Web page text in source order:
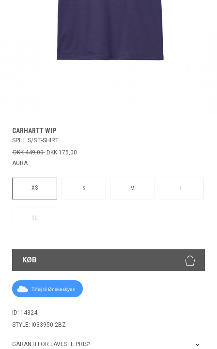
CARHARTT WIP
SPILL S/S T-SHIRT
DKK 449,00 DKK 175,00
AURA
XS S M L
XL
KØB
Tilføj til Ønskeskyen
ID: 14324
STYLE: I033950 2BZ
GARANTI FOR LAVESTE PRIS?